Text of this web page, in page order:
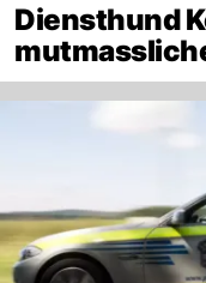
Diensthund